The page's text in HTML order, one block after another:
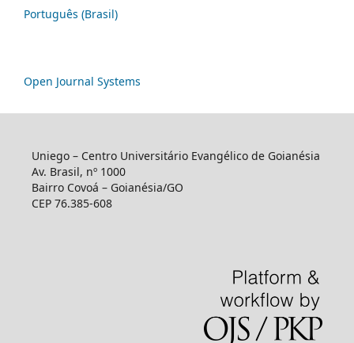
Português (Brasil)
Open Journal Systems
Uniego – Centro Universitário Evangélico de Goianésia
Av. Brasil, nº 1000
Bairro Covoá – Goianésia/GO
CEP 76.385-608